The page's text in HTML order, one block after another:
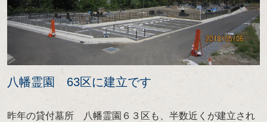
八幡霊園 63区に建立です
昨年の貸付墓所 八幡霊園６３区も、半数近くが建立され